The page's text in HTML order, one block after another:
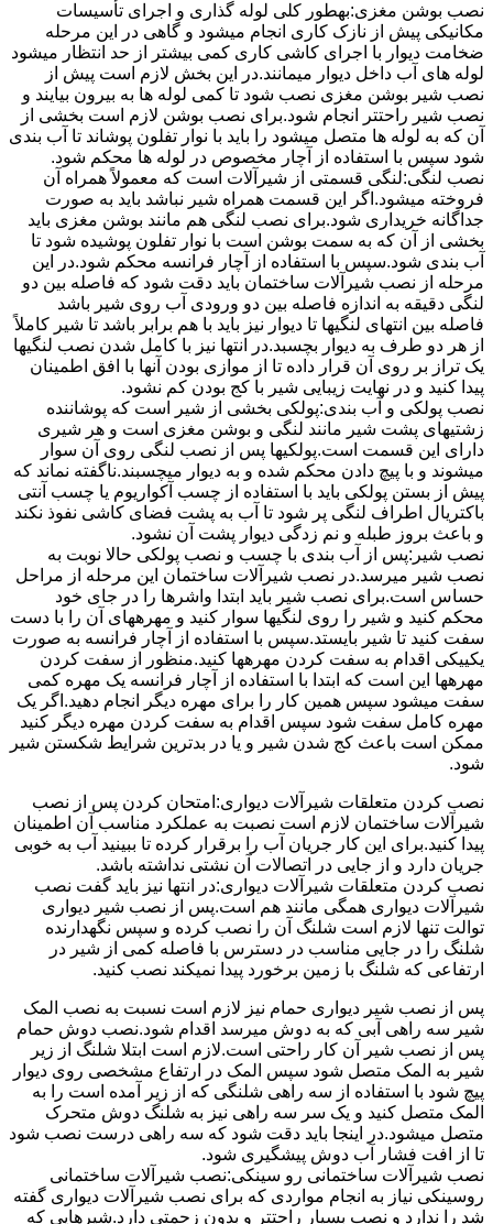
نصب بوشن مغزی:بهطور کلی لوله گذاری و اجرای تأسیسات
مکانیکی پیش از نازک کاری انجام میشود و گاهی در این مرحله
ضخامت دیوار با اجرای کاشی کاری کمی بیشتر از حد انتظار میشود
لوله های آب داخل دیوار میمانند.در این بخش لازم است پیش از
نصب شیر بوشن مغزی نصب شود تا کمی لوله ها به بیرون بیایند و
نصب شیر راحتتر انجام شود.برای نصب بوشن لازم است بخشی از
آن که به لوله ها متصل میشود را باید با نوار تفلون پوشاند تا آب بندی
شود سپس با استفاده از آچار مخصوص در لوله ها محکم شود.
نصب لنگی:لنگی قسمتی از شیرآلات است که معمولاً همراه آن
فروخته میشود.اگر این قسمت همراه شیر نباشد باید به صورت
جداگانه خریداری شود.برای نصب لنگی هم مانند بوشن مغزی باید
بخشی از آن که به سمت بوشن است با نوار تفلون پوشیده شود تا
آب بندی شود.سپس با استفاده از آچار فرانسه محکم شود.در این
مرحله از نصب شیرآلات ساختمان باید دقت شود که فاصله بین دو
لنگی دقیقه به اندازه فاصله بین دو ورودی آب روی شیر باشد
فاصله بین انتهای لنگیها تا دیوار نیز باید با هم برابر باشد تا شیر کاملاً
از هر دو طرف به دیوار بچسبد.در انتها نیز با کامل شدن نصب لنگیها
یک تراز بر روی آن قرار داده تا از موازی بودن آنها با افق اطمینان
پیدا کنید و در نهایت زیبایی شیر با کج بودن کم نشود.
نصب پولکی و آب بندی:پولکی بخشی از شیر است که پوشاننده
زشتیهای پشت شیر مانند لنگی و بوشن مغزی است و هر شیری
دارای این قسمت است.پولکیها پس از نصب لنگی روی آن سوار
میشوند و با پیچ دادن محکم شده و به دیوار میچسبند.ناگفته نماند که
پیش از بستن پولکی باید با استفاده از چسب آکواریوم یا چسب آنتی
باکتریال اطراف لنگی پر شود تا آب به پشت فضای کاشی نفوذ نکند
و باعث بروز طبله و نم زدگی دیوار پشت آن نشود.
نصب شیر:پس از آب بندی با چسب و نصب پولکی حالا نوبت به
نصب شیر میرسد.در نصب شیرآلات ساختمان این مرحله از مراحل
حساس است.برای نصب شیر باید ابتدا واشرها را در جای خود
محکم کنید و شیر را روی لنگیها سوار کنید و مهرههای آن را با دست
سفت کنید تا شیر بایستد.سپس با استفاده از آچار فرانسه به صورت
یکییکی اقدام به سفت کردن مهرهها کنید.منظور از سفت کردن
مهرهها این است که ابتدا با استفاده از آچار فرانسه یک مهره کمی
سفت میشود سپس همین کار را برای مهره دیگر انجام دهید.اگر یک
مهره کامل سفت شود سپس اقدام به سفت کردن مهره دیگر کنید
ممکن است باعث کج شدن شیر و یا در بدترین شرایط شکستن شیر
شود.
نصب کردن متعلقات شیرآلات دیواری:امتحان کردن پس از نصب
شیرآلات ساختمان لازم است نصبت به عملکرد مناسب آن اطمینان
پیدا کنید.برای این کار جریان آب را برقرار کرده تا ببینید آب به خوبی
جریان دارد و از جایی در اتصالات آن نشتی نداشته باشد.
نصب کردن متعلقات شیرآلات دیواری:در انتها نیز باید گفت نصب
شیرآلات دیواری همگی مانند هم است.پس از نصب شیر دیواری
توالت تنها لازم است شلنگ آن را نصب کرده و سپس نگهدارنده
شلنگ را در جایی مناسب در دسترس با فاصله کمی از شیر در
ارتفاعی که شلنگ با زمین برخورد پیدا نمیکند نصب کنید.
پس از نصب شیر دیواری حمام نیز لازم است نسبت به نصب المک
شیر سه راهی آبی که به دوش میرسد اقدام شود.نصب دوش حمام
پس از نصب شیر آن کار راحتی است.لازم است ابتلا شلنگ از زیر
شیر به المک متصل شود سپس المک در ارتفاع مشخصی روی دیوار
پیچ شود با استفاده از سه راهی شلنگی که از زیر آمده است را به
المک متصل کنید و یک سر سه راهی نیز به شلنگ دوش متحرک
متصل میشود.در اینجا باید دقت شود که سه راهی درست نصب شود
تا از افت فشار آب دوش پیشگیری شود.
نصب شیرآلات ساختمانی رو سینکی:نصب شیرآلات ساختمانی
روسینکی نیاز به انجام مواردی که برای نصب شیرآلات دیواری گفته
شد را ندارد و نصب بسیار راحتتر و بدون زحمتی دارد.شیرهایی که